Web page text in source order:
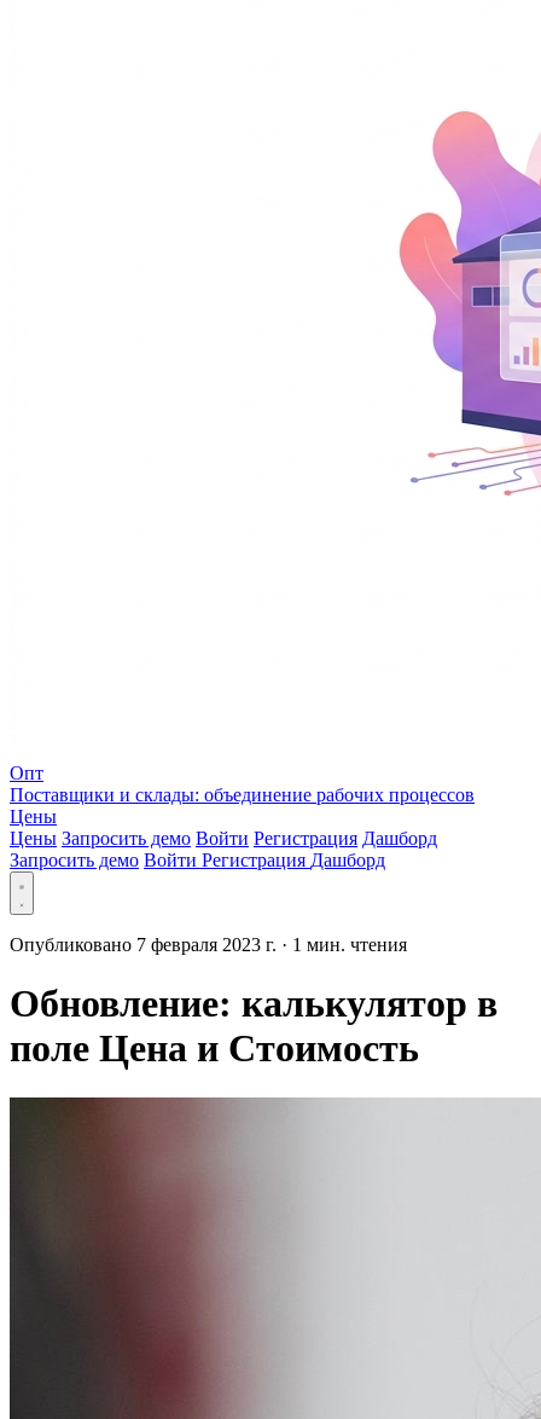
Опт
Поставщики и склады: объединение рабочих процессов
Цены
Цены Запросить демо Войти Регистрация Дашборд
Запросить демо Войти Регистрация Дашборд
Опубликовано 7 февраля 2023 г. · 1 мин. чтения
Обновление: калькулятор в
поле Цена и Стоимость